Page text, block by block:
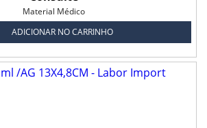
Material Médico
ADICIONAR NO CARRINHO